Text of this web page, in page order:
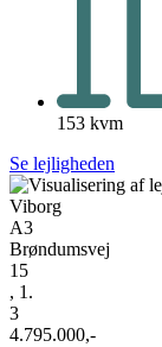
153 kvm
Se lejligheden
Viborg
A3
Brøndumsvej
15
, 1.
3
4.795.000,-